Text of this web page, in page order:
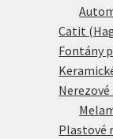
Catit
Fontány
Plastové